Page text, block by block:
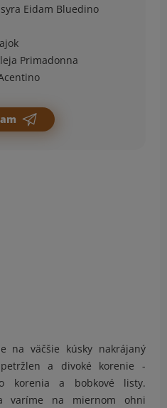
Eidam Bluedino
Primadonna
na väčšie kúsky nakrájaný
a divoké korenie -
korenia a bobkové listy.
varíme na miernom ohni